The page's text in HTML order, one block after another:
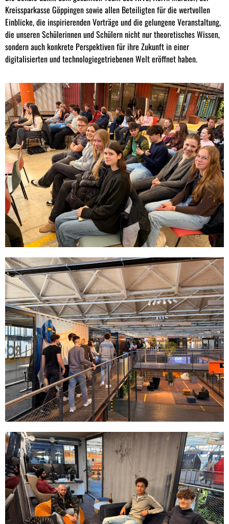
Kreissparkasse Göppingen sowie allen Beteiligten für die wertvollen
Einblicke, die inspirierenden Vorträge und die gelungene Veranstaltung,
die unseren Schülerinnen und Schülern nicht nur theoretisches Wissen,
sondern auch konkrete Perspektiven für ihre Zukunft in einer
digitalisierten und technologiegetriebenen Welt eröffnet haben.